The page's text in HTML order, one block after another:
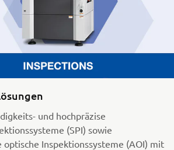
und hochpräzise
(SPI) sowie
Inspektionssysteme (AOI) mit